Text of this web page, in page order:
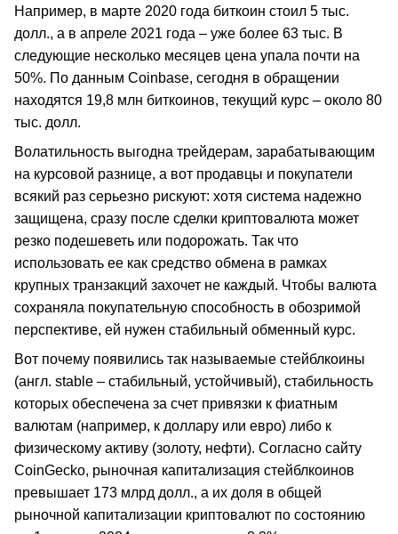
Например, в марте 2020 года биткоин стоил 5 тыс.
долл., а в апреле 2021 года – уже более 63 тыс. В
следующие несколько месяцев цена упала почти на
50%. По данным Coinbase, сегодня в обращении
находятся 19,8 млн биткоинов, текущий курс – около 80
тыс. долл.
Волатильность выгодна трейдерам, зарабатывающим
на курсовой разнице, а вот продавцы и покупатели
всякий раз серьезно рискуют: хотя система надежно
защищена, сразу после сделки криптовалюта может
резко подешеветь или подорожать. Так что
использовать ее как средство обмена в рамках
крупных транзакций захочет не каждый. Чтобы валюта
сохраняла покупательную способность в обозримой
перспективе, ей нужен стабильный обменный курс.
Вот почему появились так называемые стейблкоины
(англ. stable – стабильный, устойчивый), стабильность
которых обеспечена за счет привязки к фиатным
валютам (например, к доллару или евро) либо к
физическому активу (золоту, нефти). Согласно сайту
CoinGecko, рыночная капитализация стейблкоинов
превышает 173 млрд долл., а их доля в общей
рыночной капитализации криптовалют по состоянию